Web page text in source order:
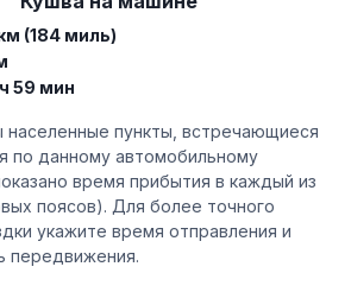
(184 миль)
59 мин
пункты, встречающиеся
по данному автомобильному
время прибытия в каждый из
поясов). Для более точного
укажите время отправления и
передвижения.